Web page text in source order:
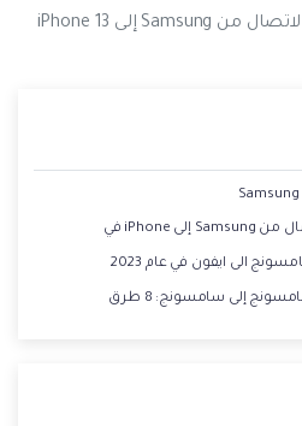
إلى سامسونج: 8 طرق